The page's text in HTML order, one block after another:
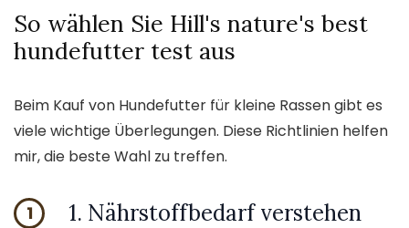
So wählen Sie Hill's nature's best
hundefutter test aus
Beim Kauf von Hundefutter für kleine Rassen gibt es
viele wichtige Überlegungen. Diese Richtlinien helfen
mir, die beste Wahl zu treffen.
1 1. Nährstoffbedarf verstehen